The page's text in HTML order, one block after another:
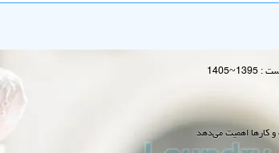
کارها اهمیت می‌دهد